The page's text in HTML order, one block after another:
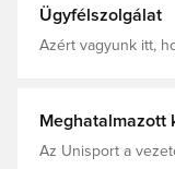
Ügyfélszolgálat
Azért vagyunk itt,
Meghatalmazott
Az Unisport a